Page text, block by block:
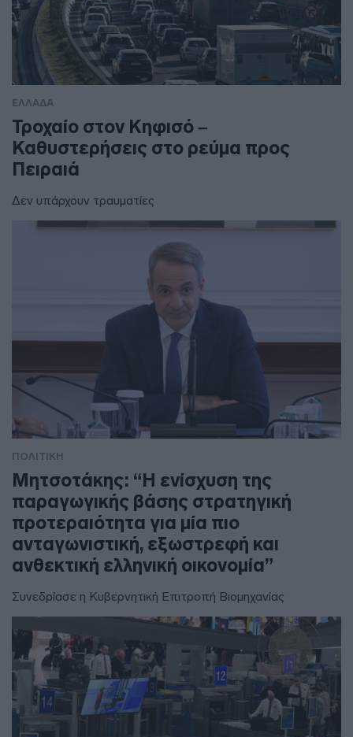
ΕΛΛΑΔΑ
Τροχαίο στον Κηφισό –
Καθυστερήσεις στο ρεύμα προς
Πειραιά
Δεν υπάρχουν τραυματίες
ΠΟΛΙΤΙΚΗ
Μητσοτάκης: “Η ενίσχυση της
παραγωγικής βάσης στρατηγική
προτεραιότητα για μία πιο
ανταγωνιστική, εξωστρεφή και
ανθεκτική ελληνική οικονομία”
Συνεδρίασε η Κυβερνητική Επιτροπή Βιομηχανίας